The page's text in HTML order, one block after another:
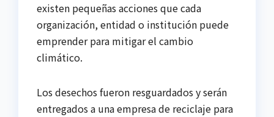
existen pequeñas acciones que cada
organización, entidad o institución puede
emprender para mitigar el cambio
climático.
Los desechos fueron resguardados y serán
entregados a una empresa de reciclaje para